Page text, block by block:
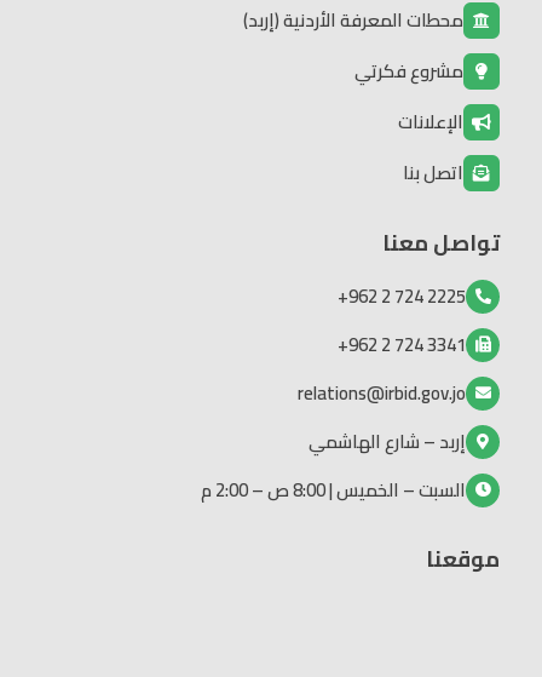
محطات المعرفة الأردنية (إربد)
مشروع فكرتي
الإعلانات
اتصل بنا
تواصل معنا
2225 724 2 962+
3341 724 2 962+
relations@irbid.gov.jo
إربد – شارع الهاشمي
السبت – الخميس | 8:00 ص – 2:00 م
موقعنا